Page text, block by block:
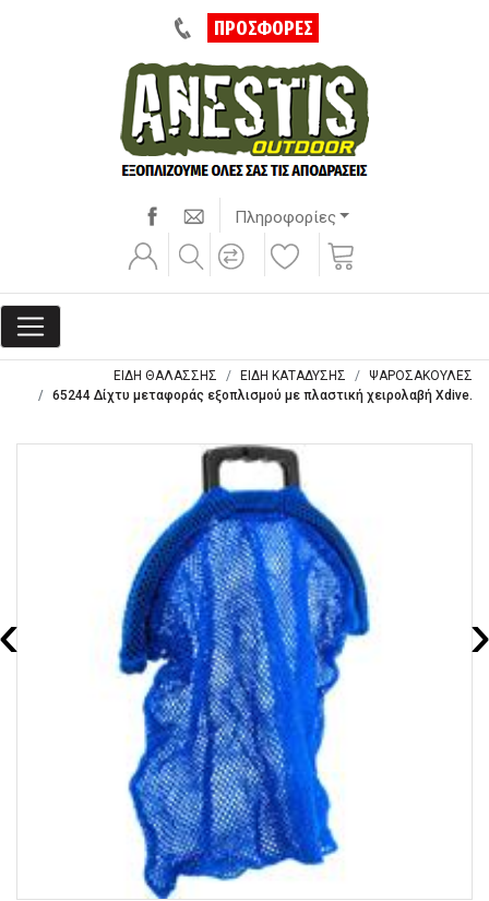
ΠΡΟΣΦΟΡΕΣ
Πληροφορίες
ΕΙΔΗ ΘΑΛΑΣΣΗΣ ΕΙΔΗ ΚΑΤΑΔΥΣΗΣ
ΨΑΡΟΣΑΚΟΥΛΕΣ
65244 Δίχτυ μεταφοράς εξοπλισμού με πλαστική χειρολαβή Xdive.